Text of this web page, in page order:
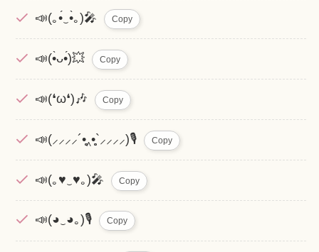
📣(｡•́‿•̀｡)🎤 Copy
📣(•̀ᴗ•́)💥 Copy
📣(❛ω❛)🎶 Copy
📣(⸝⸝⸝⸝´•̥̥̥‸•̥̥̥`⸝⸝⸝⸝)🎙 Copy
📣(｡♥‿♥｡)🎤 Copy
📣(◕‿◕｡)🎙 Copy